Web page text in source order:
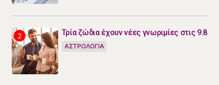
Τρία ζώδια έχουν νέες γνωριμίες στις 9.8
ΑΣΤΡΟΛΟΓΙΑ